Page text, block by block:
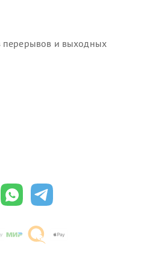
и выходных